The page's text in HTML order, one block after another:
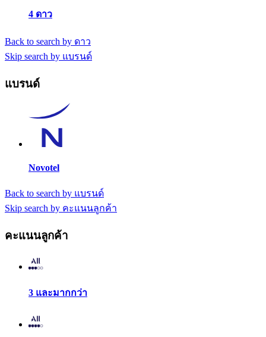
4 ดาว
Back to search by ดาว
Skip search by แบรนด์
แบรนด์
Novotel
Back to search by แบรนด์
Skip search by คะแนนลูกค้า
คะแนนลูกค้า
3 และมากกว่า